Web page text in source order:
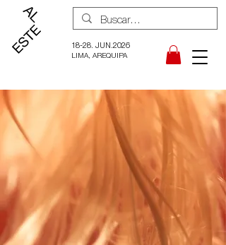
18-28. JUN.2026
LIMA, AREQUIPA